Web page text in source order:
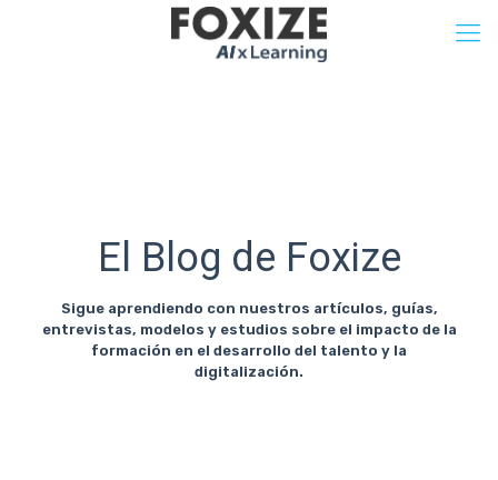
El Blog de Foxize
Sigue aprendiendo con nuestros artículos, guías,
entrevistas, modelos y estudios sobre el impacto de la
formación en el desarrollo del talento y la
digitalización.